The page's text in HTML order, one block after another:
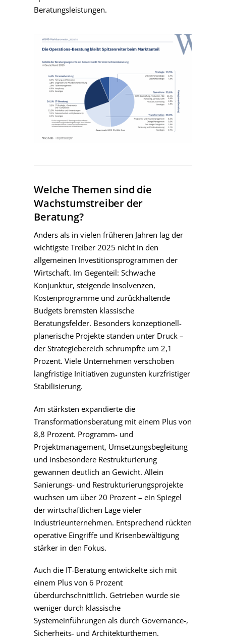
Beratungsleistungen.
Welche Themen sind die
Wachstumstreiber der
Beratung?
Anders als in vielen früheren Jahren lag der
wichtigste Treiber 2025 nicht in den
allgemeinen Investitionsprogrammen der
Wirtschaft. Im Gegenteil: Schwache
Konjunktur, steigende Insolvenzen,
Kostenprogramme und zurückhaltende
Budgets bremsten klassische
Beratungsfelder. Besonders konzeptionell-
planerische Projekte standen unter Druck –
der Strategiebereich schrumpfte um 2,1
Prozent. Viele Unternehmen verschoben
langfristige Initiativen zugunsten kurzfristiger
Stabilisierung.
Am stärksten expandierte die
Transformationsberatung mit einem Plus von
8,8 Prozent. Programm- und
Projektmanagement, Umsetzungsbegleitung
und insbesondere Restrukturierung
gewannen deutlich an Gewicht. Allein
Sanierungs- und Restrukturierungsprojekte
wuchsen um über 20 Prozent – ein Spiegel
der wirtschaftlichen Lage vieler
Industrieunternehmen. Entsprechend rückten
operative Eingriffe und Krisenbewältigung
stärker in den Fokus.
Auch die IT-Beratung entwickelte sich mit
einem Plus von 6 Prozent
überdurchschnittlich. Getrieben wurde sie
weniger durch klassische
Systemeinführungen als durch Governance-,
Sicherheits- und Architekturthemen.